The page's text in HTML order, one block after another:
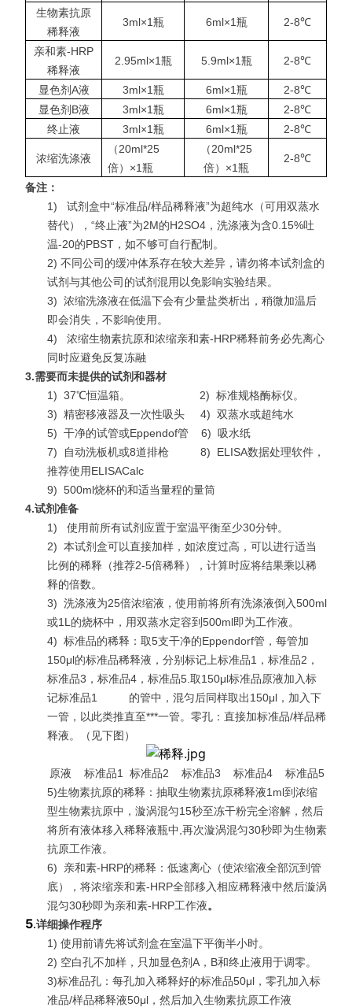
生物素抗原
稀释液
3ml×1瓶 6ml×1瓶 2-8℃
亲和素-HRP
稀释液
2.95ml×1瓶 5.9ml×1瓶 2-8℃
显色剂A液 3ml×1瓶 6ml×1瓶
2-8℃
显色剂B液
3ml×1瓶 6ml×1瓶
2-8℃
终止液
3ml×1瓶 6ml×1瓶 2-8℃
浓缩洗涤液
（20ml*25
倍）×1瓶
（20ml*25
倍）×1瓶
2-8℃
备注：
1)
试剂盒中“标准品/样品稀释液”为超纯水（可用双蒸水
替代），“终止液”为2M的H2SO4，洗涤液为含0.15%吐
温-20的PBST，如不够可自行配制。
2) 不同公司的缓冲体系存在较大差异，请勿将本试剂盒的
试剂与其他公司的试剂混用以免影响实验结果。
3) 浓缩洗涤液在低温下会有少量盐类析出，稍微加温后
即会消失，不影响使用。
4)
浓缩生物素抗原和浓缩亲和素-HRP稀释前务必先离心
同时应避免反复冻融
3.需要而未提供的试剂和器材
1) 37℃恒温箱。 2) 标准规格酶标仪。
3) 精密移液器及一次性吸头 4) 双蒸水或超纯水
5) 干净的试管或Eppendof管 6) 吸水纸
7)
自动洗板机或8道排枪 8)
ELISA数据处理软件，
推荐使用ELISACalc
9) 500ml烧杯的和适当量程的量筒
4.试剂准备
1)
使用前所有试剂应置于室温平衡至少30分钟。
2) 本试剂盒可以直接加样，如浓度过高，可以进行适当
比例的稀释（推荐2-5倍稀释），计算时应将结果乘以稀
释的倍数。
3) 洗涤液为25倍浓缩液，使用前将所有洗涤液倒入500ml
或1L的烧杯中，用双蒸水定容到500ml即为工作液。
4) 标准品的稀释：取5支干净的Eppendorf管，每管加
150μl的标准品稀释液，分别标记上标准品1，标准品2，
标准品3，标准品4，标准品5.取150μl标准品原液加入标
记标准品1 的管中，混匀后同样取出150μl，加入下
一管，以此类推直至***一管。零孔：直接加标准品/样品稀
释液。（见下图）
原液 标准品1 标准品2 标准品3 标准品4 标准品5
5)生物素抗原的稀释：抽取生物素抗原稀释液1ml到浓缩
型生物素抗原中，漩涡混匀15秒至冻干粉完全溶解，然后
将所有液体移入稀释液瓶中,再次漩涡混匀30秒即为生物素
抗原工作液。
6)
亲和素-HRP的稀释：低速离心（使浓缩液全部沉到管
底），将浓缩亲和素-HRP全部移入相应稀释液中然后漩涡
混匀30秒即为亲和素-HRP工作液。
5.详细操作程序
1) 使用前请先将试剂盒在室温下平衡半小时。
2) 空白孔不加样，只加显色剂A，B和终止液用于调零。
3)标准品孔：每孔加入稀释好的标准品50μl，零孔加入标
准品/样品稀释液50μl，然后加入生物素抗原工作液